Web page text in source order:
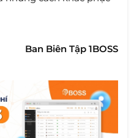
Ban Biên Tập 1BOSS